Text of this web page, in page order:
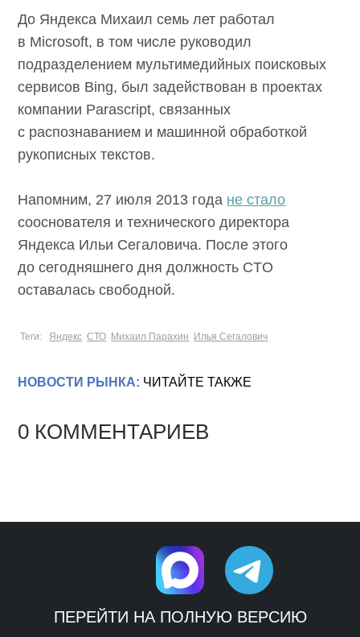
До Яндекса Михаил семь лет работал
в Microsoft, в том числе руководил
подразделением мультимедийных поисковых
сервисов Bing, был задействован в проектах
компании Parascript, связанных
с распознаванием и машинной обработкой
рукописных текстов.
Напомним, 27 июля 2013 года не стало
сооснователя и технического директора
Яндекса Ильи Сегаловича. После этого
до сегодняшнего дня должность CTO
оставалась свободной.
Теги: Яндекс СТО Михаил Парахин Илья Сегалович
НОВОСТИ РЫНКА: ЧИТАЙТЕ ТАКЖЕ
0 КОММЕНТАРИЕВ
ПЕРЕЙТИ НА ПОЛНУЮ ВЕРСИЮ